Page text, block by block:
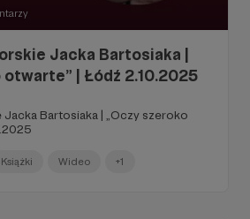
Jacka Bartosiaka |
otwarte” | Łódź 2.10.2025
Bartosiaka | „Oczy szeroko
Książki Wideo +1